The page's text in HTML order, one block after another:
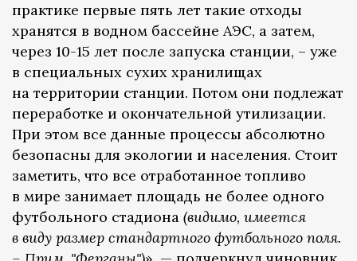
практике первые пять лет такие отходы
хранятся в водном бассейне АЭС, а затем,
через 10-15 лет после запуска станции, – уже
в специальных сухих хранилищах
на территории станции. Потом они подлежат
переработке и окончательной утилизации.
При этом все данные процессы абсолютно
безопасны для экологии и населения. Стоит
заметить, что все отработанное топливо
в мире занимает площадь не более одного
футбольного стадиона (видимо, имеется
в виду размер стандартного футбольного поля.